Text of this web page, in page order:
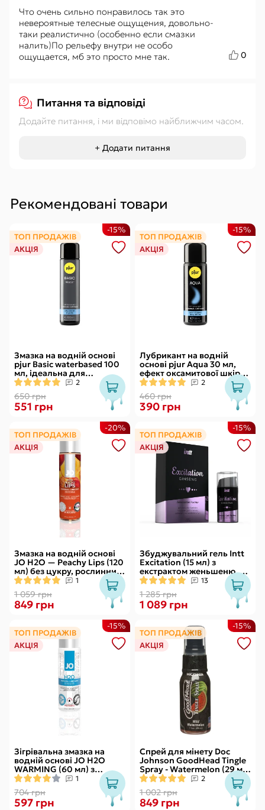
Что очень сильно понравилось так это
невероятные телесные ощущения, довольно-
таки реалистично (особенно если смазки
налить)По рельефу внутри не особо
ощущается, мб это просто мне так.
0
Питання та відповіді
Додайте питання, і ми відповімо найближчим часом.
+ Додати питання
Рекомендовані товари
ТОП ПРОДАЖІВ
АКЦІЯ
Змазка на водній основі
pjur Basic waterbased 100
мл, ідеальна для
новачків, найкраща ціна/
якість
2
650 грн
-15%
551 грн
ТОП ПРОДАЖІВ
АКЦІЯ
Лубрикант на водній
основі pjur Aqua 30 мл,
ефект оксамитової шкіри
без прилипання
2
460 грн
-15%
390 грн
ТОП ПРОДАЖІВ
АКЦІЯ
Змазка на водній основі
JO H2O — Peachy Lips (120
мл) без цукру, рослинний
гліцерин
1
1 059 грн
-20%
849 грн
ТОП ПРОДАЖІВ
АКЦІЯ
Збуджувальний гель Intt
Excitation (15 мл) з
екстрактом женьшеню, з
ефектом вібрації
13
1 285 грн
-15%
1 089 грн
ТОП ПРОДАЖІВ
АКЦІЯ
Зігрівальна змазка на
водній основі JO H2O
WARMING (60 мл) з
екстрактом перцевої
м’яти
1
704 грн
-15%
597 грн
ТОП ПРОДАЖІВ
АКЦІЯ
Спрей для мінету Doc
Johnson GoodHead Tingle
Spray - Watermelon (29 мл)
зі стимулювальним
ефектом
2
1 002 грн
-15%
849 грн